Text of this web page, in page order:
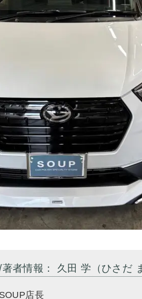
者情報： 久田 学（ひさだ
店長